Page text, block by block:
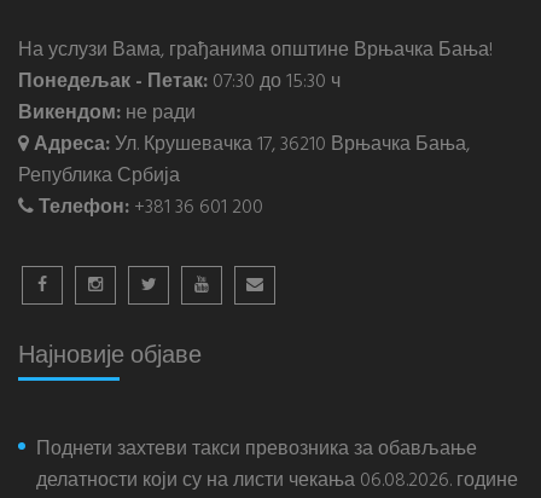
На услузи Вама, грађанима општине Врњачка Бања!
Понедељак - Петак:07:30 до 15:30 ч
Викендом:не ради
Адреса:Ул. Крушевачка 17, 36210 Врњачка Бања,
Република Србија
Телефон:+381 36 601 200
Најновије објаве
Поднети захтеви такси превозника за обављање
делатности који су на листи чекања 06.08.2026. године